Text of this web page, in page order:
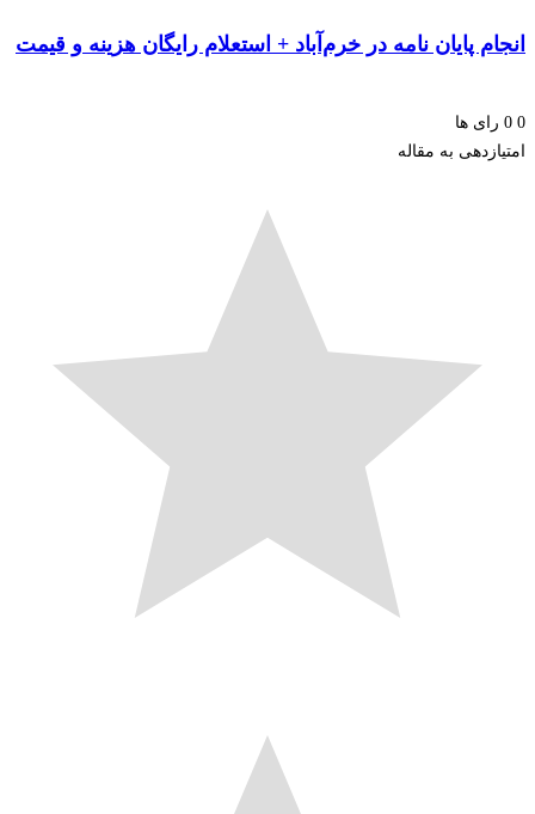
انجام پایان نامه در خرم‌آباد + استعلام رایگان هزینه و قیمت
0
0 رای ها
امتیازدهی به مقاله